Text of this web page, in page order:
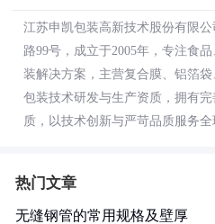
江苏申凯包装高新技术股份有限
路99号，成立于2005年，专注食
装解决方案，主营复合膜、铝箔
包装技术研发与生产资质，拥有
质，以技术创新与严苛品质服务全
热门文章
无缝钢管的常用规格及壁厚